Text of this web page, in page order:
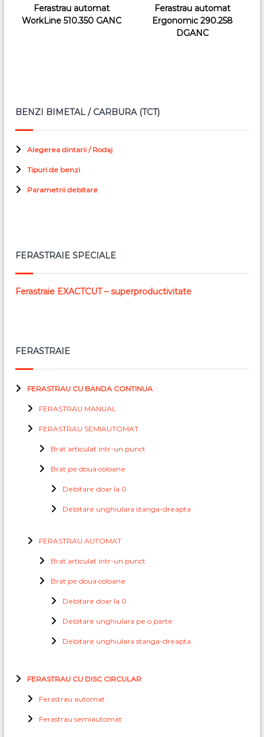
Ferastrau automat
WorkLine 510.350 GANC
Ferastrau automat
Ergonomic 290.258
DGANC
BENZI BIMETAL / CARBURA (TCT)
Alegerea dintarii / Rodaj
Tipuri de benzi
Parametrii debitare
FERASTRAIE SPECIALE
Ferastraie EXACTCUT – superproductivitate
FERASTRAIE
FERASTRAU CU BANDA CONTINUA
FERASTRAU MANUAL
FERASTRAU SEMIAUTOMAT
Brat articulat intr-un punct
Brat pe doua coloane
Debitare doar la 0
Debitare unghiulara stanga-dreapta
FERASTRAU AUTOMAT
Brat articulat intr-un punct
Brat pe doua coloane
Debitare doar la 0
Debitare unghiulara pe o parte
Debitare unghiulara stanga-dreapta
FERASTRAU CU DISC CIRCULAR
Ferastrau automat
Ferastrau semiautomat